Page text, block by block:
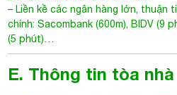
– Liền kề các ngân hàng lớn, thuận
chính: Sacombank (600m), BIDV (9
(5 phút)…
E. Thông tin tòa nhà